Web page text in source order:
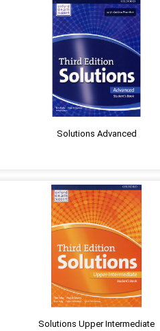
Solutions Advanced
Solutions Upper Intermediate